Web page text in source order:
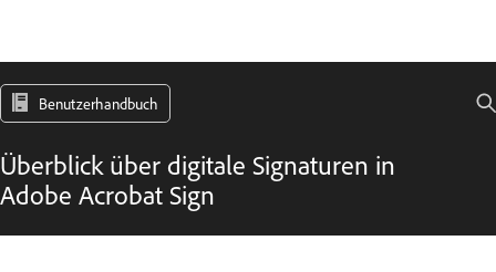
Benutzerhandbuch
Überblick über digitale Signaturen in
Adobe Acrobat Sign